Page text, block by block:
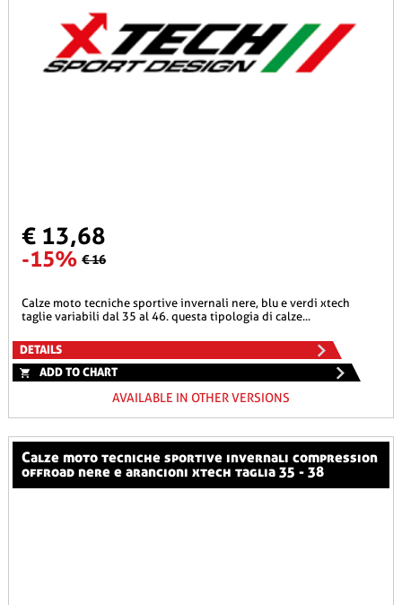
€ 13,68
-15% € 16
calze moto tecniche sportive invernali nere, blu e verdi xtech
taglie variabili dal 35 al 46. questa tipologia di calze...
DETAILS
ADD TO CHART
AVAILABLE IN OTHER VERSIONS
calze moto tecniche sportive invernali compression
offroad nere e arancioni xtech taglia 35 - 38